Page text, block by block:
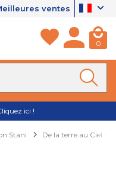
ventes
0
ici !
Stani De la terre au Ciel -